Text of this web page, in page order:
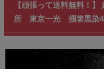
【頑張って送料無料！
所 東京一光 掴箸黒染